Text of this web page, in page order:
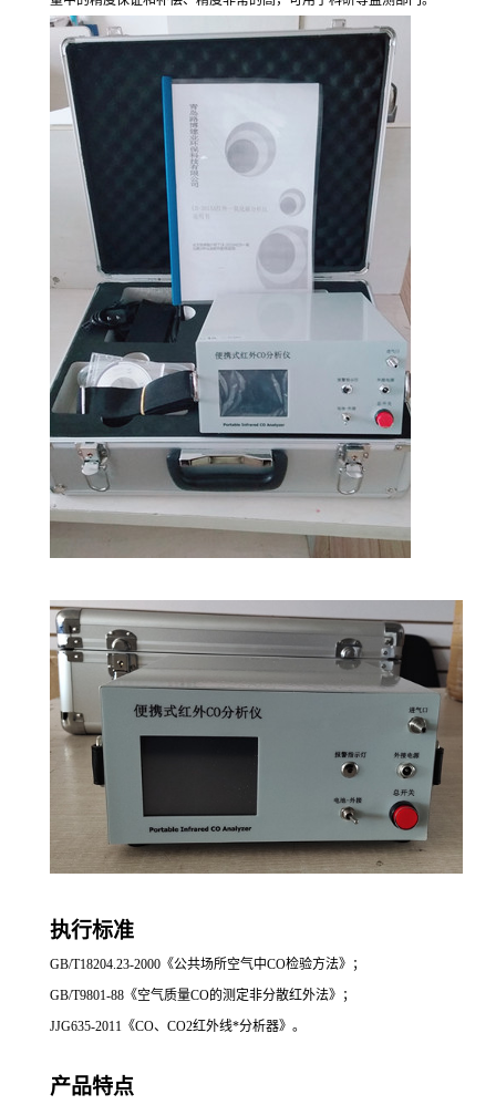
执行标准
GB/T18204.23-2000《公共场所空气中CO检验方法》；
GB/T9801-88《空气质量CO的测定非分散红外法》；
JJG635-2011《CO、CO2红外线*分析器》。
产品特点